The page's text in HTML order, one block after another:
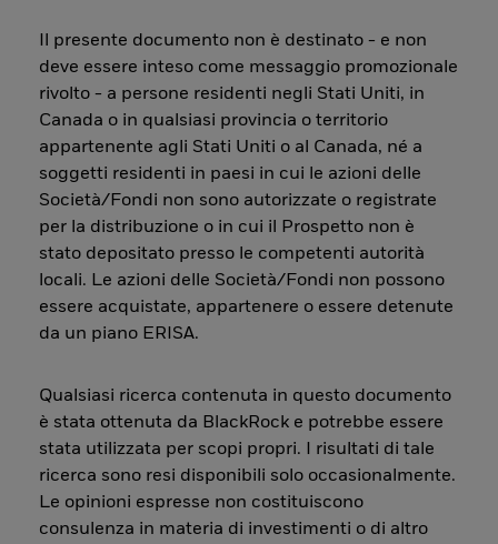
Il presente documento non è destinato - e non
deve essere inteso come messaggio promozionale
rivolto - a persone residenti negli Stati Uniti, in
Canada o in qualsiasi provincia o territorio
appartenente agli Stati Uniti o al Canada, né a
soggetti residenti in paesi in cui le azioni delle
Società/Fondi non sono autorizzate o registrate
per la distribuzione o in cui il Prospetto non è
stato depositato presso le competenti autorità
locali. Le azioni delle Società/Fondi non possono
essere acquistate, appartenere o essere detenute
da un piano ERISA.
Qualsiasi ricerca contenuta in questo documento
è stata ottenuta da BlackRock e potrebbe essere
stata utilizzata per scopi propri. I risultati di tale
ricerca sono resi disponibili solo occasionalmente.
Le opinioni espresse non costituiscono
consulenza in materia di investimenti o di altro